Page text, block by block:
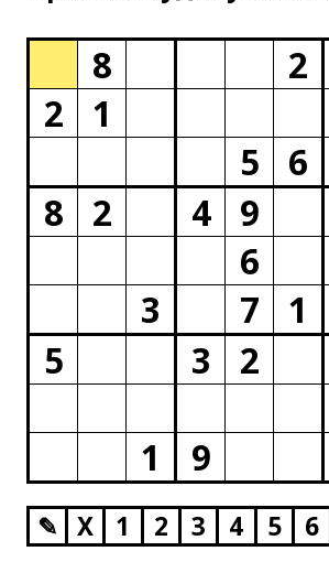
8 2
2
1
5
6
8
2 4 9
6
3
7 1
5
3
2
1
9
✎ X 1 2 3 4 5 6